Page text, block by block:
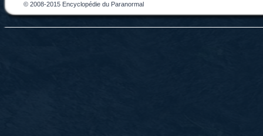
© 2008-2015 Encyclopédie du Paranormal